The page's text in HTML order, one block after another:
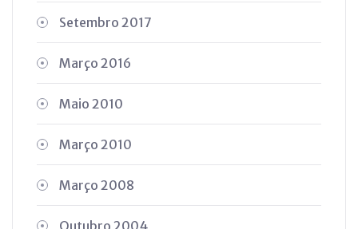
Setembro 2017
Março 2016
Maio 2010
Março 2010
Março 2008
Outubro 2004